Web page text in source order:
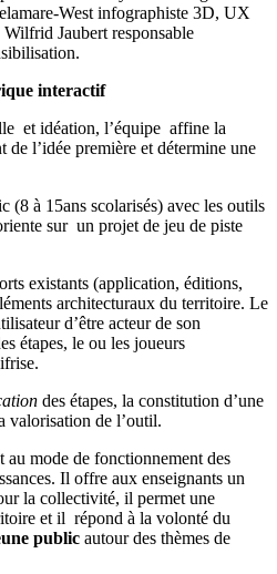
West infographiste 3D, UX
Jaubert responsable
interactif
et idéation, l’équipe affine la
de l’idée première et détermine une
(8 à 15ans scolarisés) avec les outils
sur un projet de jeu de piste
existants (application, éditions,
architecturaux du territoire. Le
d’être acteur de son
étapes, le ou les joueurs
des étapes, la constitution d’une
valorisation de l’outil.
mode de fonctionnement des
Il offre aux enseignants un
la collectivité, il permet une
et il répond à la volonté du
public autour des thèmes de